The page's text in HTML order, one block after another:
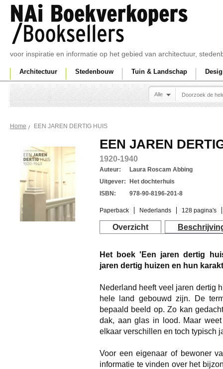
voor inspiratie en informatie op het gebied van architectuur,
Architectuur Stedenbouw Tuin & Landschap
Alle
Home EEN JAREN DERTIG HUIS
EEN JAREN
1920-1940
Auteur:
Laura Roscam Abbing
Uitgever:
Het dochterhuis
ISBN:
978-90-8196-201-8
Paperback Nederlands 128 pagina's
Overzicht
Het boek 'Een jaren dertig
jaren dertig huizen en hun
Nederland heeft veel jaren dertig
hele land gebouwd zijn. De
bepaald beeld op. Zo kan
dak, aan glas in lood. Maar
elkaar verschillen en toch typisch
Voor een eigenaar of bewoner
informatie te vinden over het